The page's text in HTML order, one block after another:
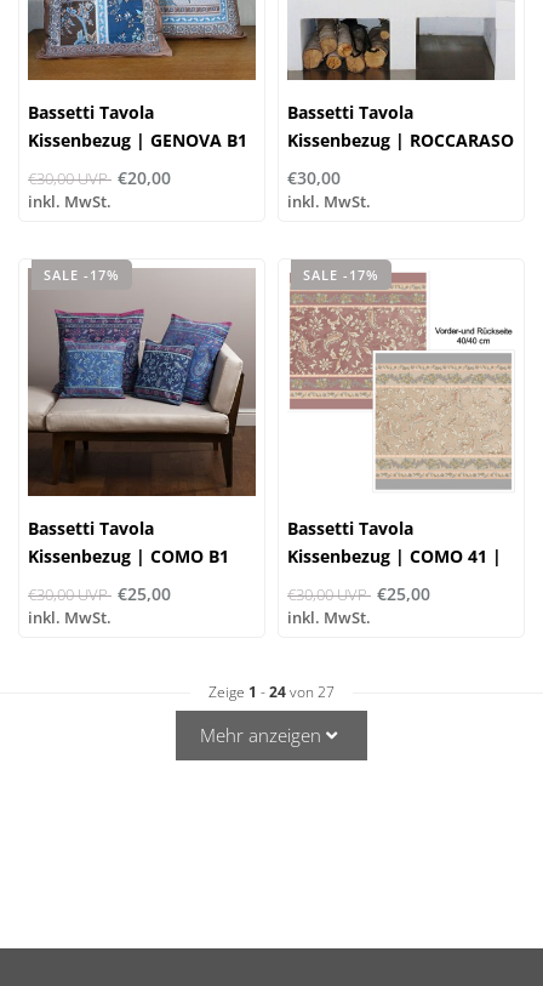
Bassetti Tavola
Kissenbezug | GENOVA B1
€30,00 UVP €20,00
inkl. MwSt.
Bassetti Tavola
Kissenbezug | ROCCARASO
B1 | 100% Baumwolle
€30,00
inkl. MwSt.
SALE -17%
Bassetti Tavola
Kissenbezug | COMO B1
€30,00 UVP €25,00
inkl. MwSt.
SALE -17%
Bassetti Tavola
Kissenbezug | COMO 41 |
100% Baumwolle
€30,00 UVP €25,00
inkl. MwSt.
Zeige 1 -24von 27
Mehr anzeigen